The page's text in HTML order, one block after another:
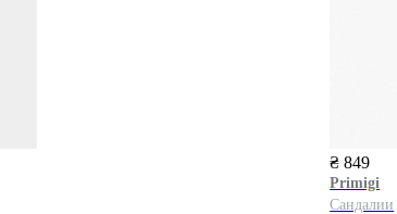
₴ 849
Primigi
Сандалии